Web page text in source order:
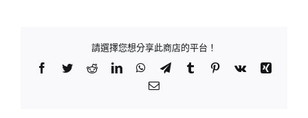
請選擇您想分享此商店的平台！
Facebook
TwitterRedditLinkedInWhatsApp
TelegramTumblr Pinterest
Vk
Xing
Email: